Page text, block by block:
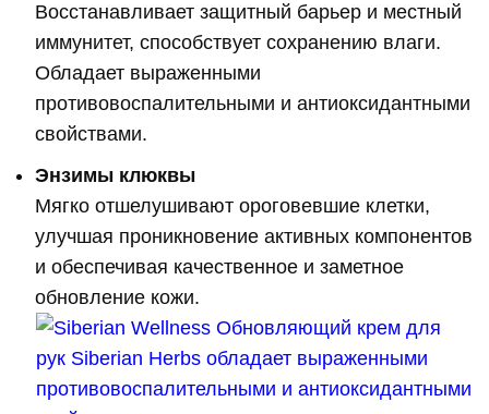
Восстанавливает защитный барьер и местный
иммунитет, способствует сохранению влаги.
Обладает выраженными
противовоспалительными и антиоксидантными
свойствами.
Энзимы клюквы
Мягко отшелушивают ороговевшие клетки,
улучшая проникновение активных компонентов
и обеспечивая качественное и заметное
обновление кожи.